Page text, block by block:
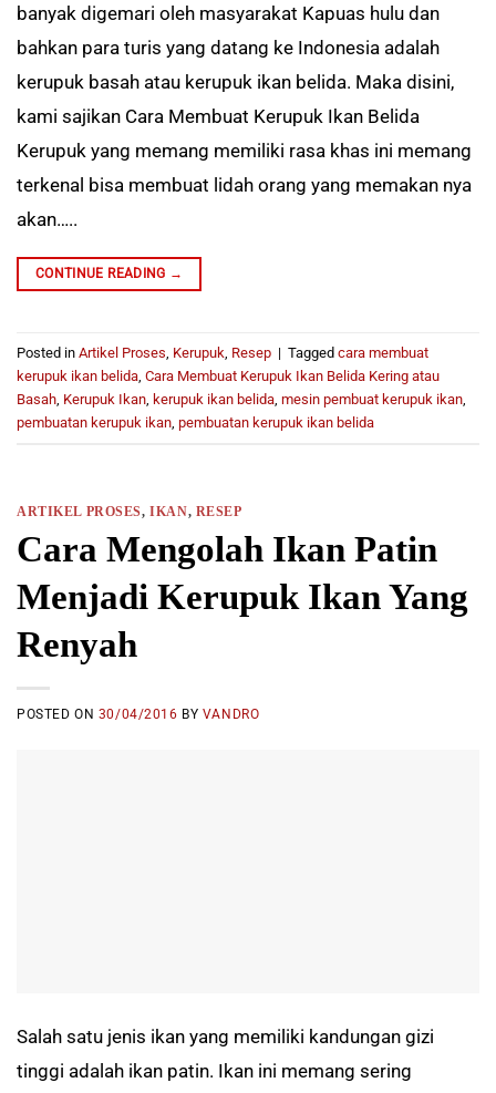
banyak digemari oleh masyarakat Kapuas hulu dan
bahkan para turis yang datang ke Indonesia adalah
kerupuk basah atau kerupuk ikan belida. Maka disini,
kami sajikan Cara Membuat Kerupuk Ikan Belida
Kerupuk yang memang memiliki rasa khas ini memang
terkenal bisa membuat lidah orang yang memakan nya
akan…..
CONTINUE READING →
Posted in Artikel Proses Kerupuk Resep | Tagged cara membuat
kerupuk ikan belida Cara Membuat Kerupuk Ikan Belida Kering atau
Basah Kerupuk Ikan kerupuk ikan belida mesin pembuat kerupuk ikan
pembuatan kerupuk ikan pembuatan kerupuk ikan belida
ARTIKEL PROSES,IKAN , RESEP
Cara Mengolah Ikan Patin
Menjadi Kerupuk Ikan Yang
Renyah
POSTED ON 30/04/2016 BY VANDRO
Salah satu jenis ikan yang memiliki kandungan gizi
tinggi adalah ikan patin. Ikan ini memang sering